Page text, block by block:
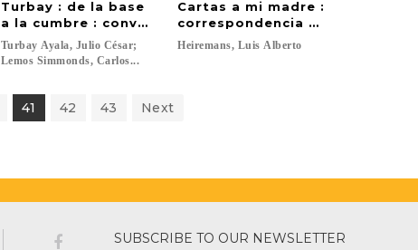
Turbay : de la base
a la cumbre : conversaciones de Julio César Turbay
Turbay Ayala, Julio César;
Lemos Simmonds, Carlos...
Cartas a mi madre :
correspondencia de Luis
Heiremans, Luis Alberto
41 42 43 Next
SUBSCRIBE TO OUR NEWSLETTER